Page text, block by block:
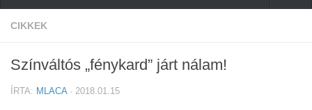
Hírek
Cikkek
CIKKEK
Színváltós „fénykard” járt nálam!
ÍRTA: MLACA· 2018.01.15